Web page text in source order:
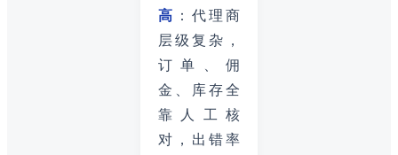
高 ：代理商
层级复杂，
订单、佣
金、库存全
靠人工核
对，出错率